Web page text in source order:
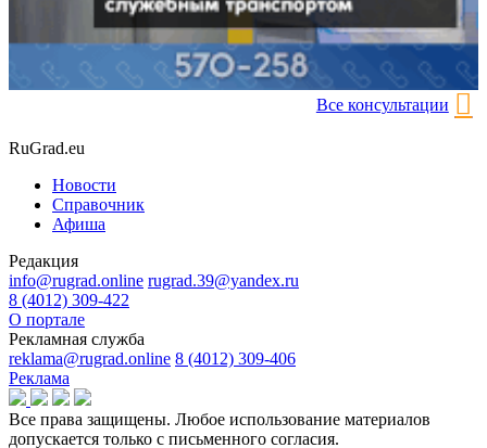
Все консультации
RuGrad.eu
Новости
Справочник
Афиша
Редакция
info@rugrad.online rugrad.39@yandex.ru
8 (4012) 309-422
О портале
Рекламная служба
reklama@rugrad.online 8 (4012) 309-406
Реклама
Все права защищены. Любое использование материалов
допускается только с письменного согласия.